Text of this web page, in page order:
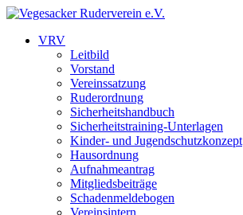
VRV
Leitbild
Vorstand
Vereinssatzung
Ruderordnung
Sicherheitshandbuch
Sicherheitstraining-Unterlagen
Kinder- und Jugendschutzkonzept
Hausordnung
Aufnahmeantrag
Mitgliedsbeiträge
Schadenmeldebogen
Vereinsintern